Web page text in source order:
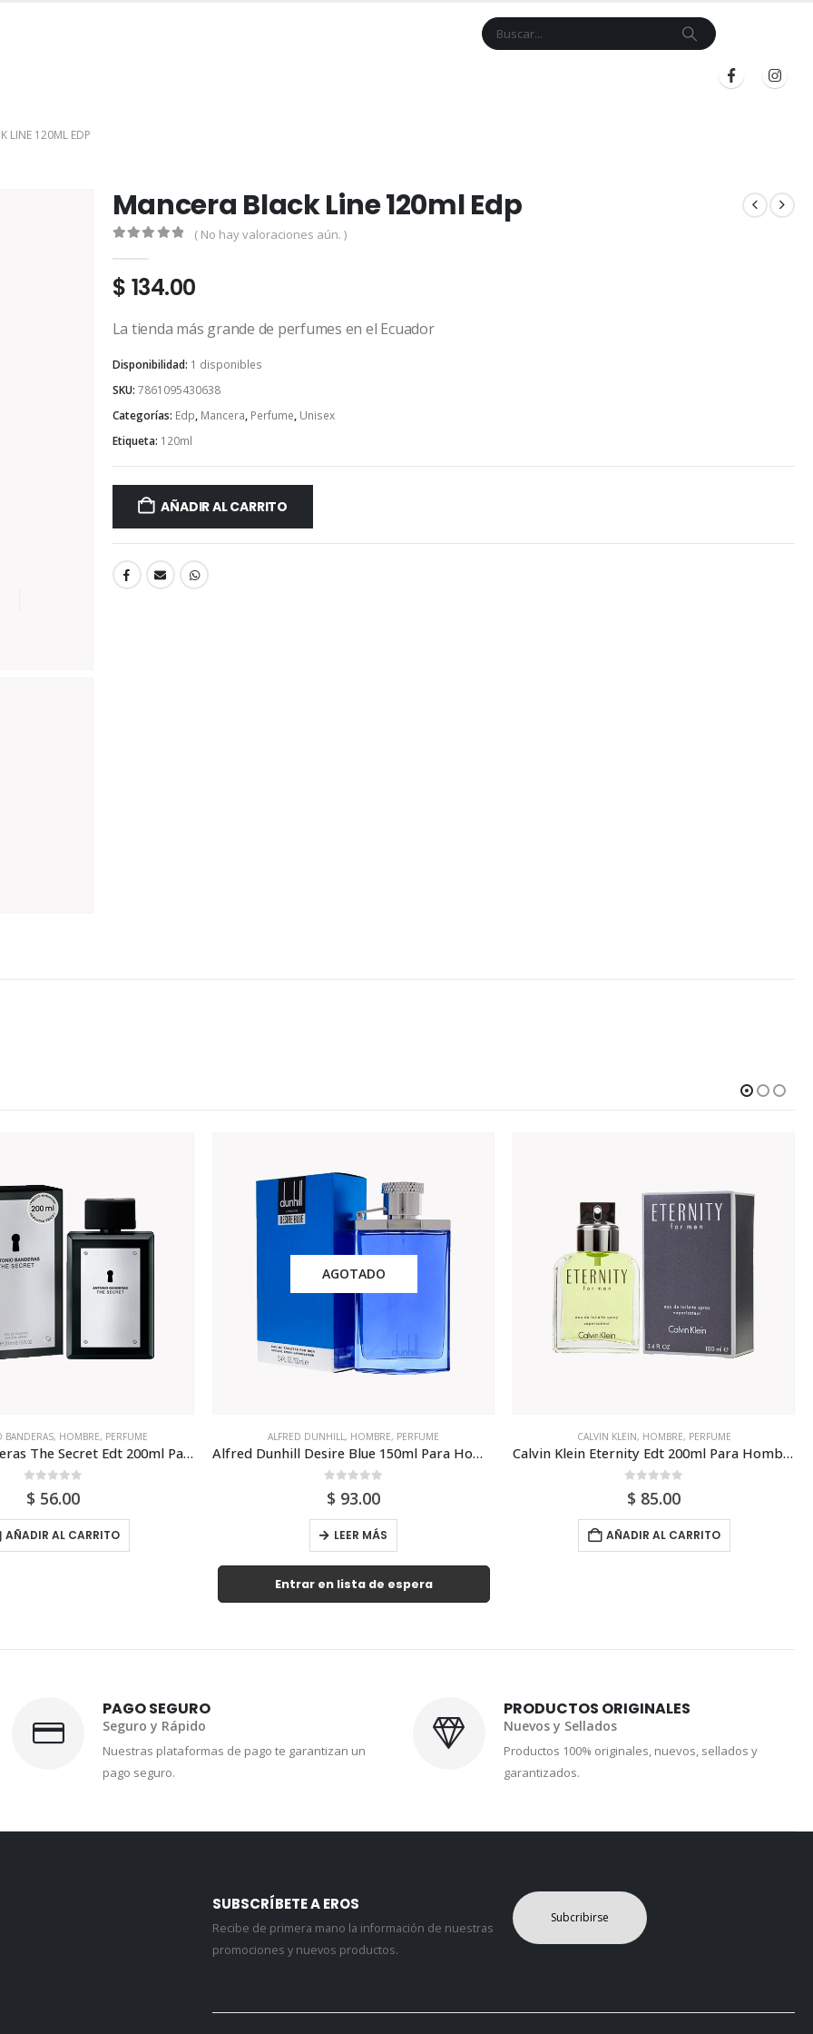
LINE 120ML EDP
Mancera Black Line 120ml Edp
( No hay valoraciones aún. )
$ 134.00
La tienda más grande de perfumes en el Ecuador
Disponibilidad: 1 disponibles
SKU: 7861095430638
Categorías: Edp, Mancera, Perfume, Unisex
Etiqueta: 120ml
AÑADIR AL CARRITO
AGOTADO
DUNHILL,HOMBRE,PERFUME
$93.00
LEER MÁS
CALVIN KLEIN,HOMBRE,PERFUME
Calvin Klein Eternity Edt 200ml Para Hombre
$85.00
AÑADIR AL CARRITO
ANTONIO BANDERAS,HOMBRE,PERFUME
$60.00
AÑADIR AL CARRITO
PAGO SEGURO
Seguro y Rápido
Nuestras plataformas de pago te garantizan un
pago seguro.
PRODUCTOS ORIGINALES
Nuevos y Sellados
Productos 100% originales, nuevos, sellados y
garantizados.
SUBSCRÍBETE A EROS
Recibe de primera mano la información de nuestras
promociones y nuevos productos.
Subcribirse